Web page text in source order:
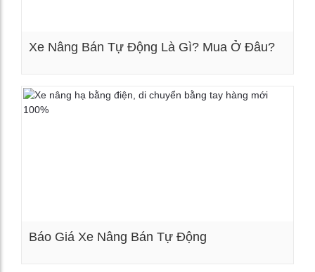
Xe Nâng Bán Tự Động Là Gì? Mua Ở Đâu?
Báo Giá Xe Nâng Bán Tự Động